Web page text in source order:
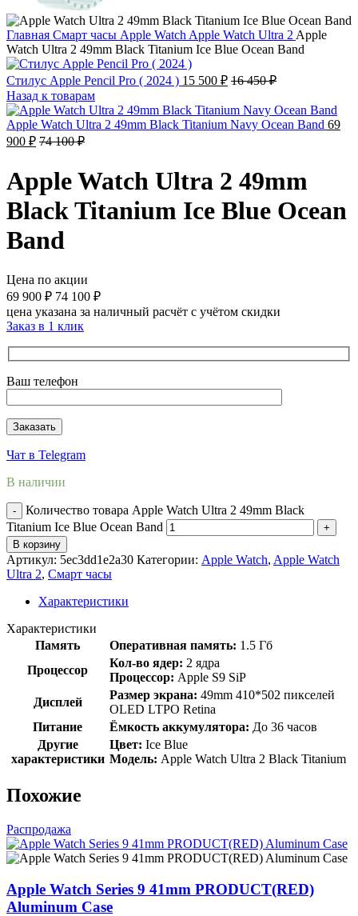
Главная Смарт часы Apple Watch Apple Watch Ultra 2 Apple
Watch Ultra 2 49mm Black Titanium Ice Blue Ocean Band
Стилус Apple Pencil Pro ( 2024 ) 15 500 ₽ 16 450₽
Назад к товарам
Apple Watch Ultra 2 49mm Black Titanium Navy Ocean Band 69
900 ₽ 74 100₽
Apple Watch Ultra 2 49mm
Black Titanium Ice Blue Ocean
Band
Цена по акции
69 900 ₽ 74 100 ₽
цена указана за наличный расчёт с учётом скидки
Заказ в 1 клик
Ваш телефон
Чат в Telegram
В наличии
Количество товара Apple Watch Ultra 2 49mm Black
Titanium Ice Blue Ocean Band
В корзину
Артикул: 5ec3dd1e2a30 Категории: Apple Watch, Apple Watch
Ultra 2, Смарт часы
Характеристики
Характеристики
Память
Оперативная память: 1.5 Гб
Процессор
Кол-во ядер: 2 ядра
Процессор: Apple S9 SiP
Дисплей
Размер экрана: 49mm 410*502 пикселей
OLED LTPO Retina
Питание
Ёмкость аккумулятора: До 36 часов
Другие
характеристики
Цвет: Ice Blue
Модель: Apple Watch Ultra 2 Black Titanium
Похожие
Распродажа
Apple Watch Series 9 41mm PRODUCT(RED)
Aluminum Case